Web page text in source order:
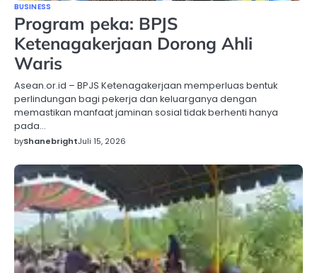
BUSINESS
Program peka: BPJS
Ketenagakerjaan Dorong Ahli
Waris
Asean.or.id – BPJS Ketenagakerjaan memperluas bentuk
perlindungan bagi pekerja dan keluarganya dengan
memastikan manfaat jaminan sosial tidak berhenti hanya
pada…
byShanebrightJuli 15, 2026